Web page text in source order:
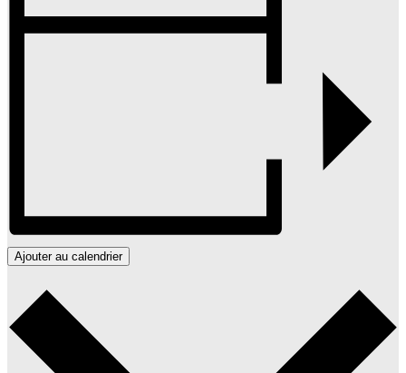
Ajouter au calendrier